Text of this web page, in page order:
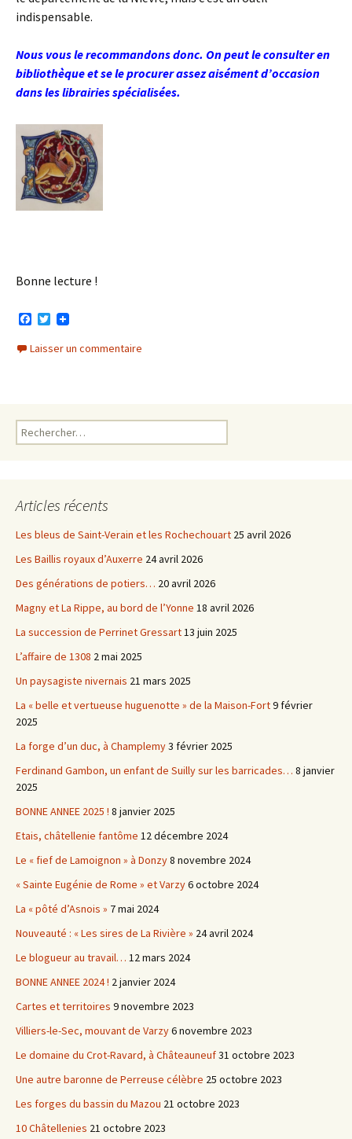
indispensable.
Nous vous le recommandons donc. On peut le consulter en
bibliothèque et se le procurer assez aisément d’occasion
dans les librairies spécialisées.
Bonne lecture !
c
e
T
i
t
Laisser un commentaire
Rechercher :
Articles récents
Les bleus de Saint-Verain et les Rochechouart 25 avril 2026
Les Baillis royaux d’Auxerre 24 avril 2026
Des générations de potiers… 20 avril 2026
Magny et La Rippe, au bord de l’Yonne 18 avril 2026
La succession de Perrinet Gressart 13 juin 2025
L’affaire de 1308 2 mai 2025
Un paysagiste nivernais 21 mars 2025
La « belle et vertueuse huguenotte » de la Maison-Fort9 février
2025
La forge d’un duc, à Champlemy3 février 2025
Ferdinand Gambon, un enfant de Suilly sur les barricades… 8 janvier
2025
BONNE ANNEE 2025 ! 8 janvier 2025
Etais, châtellenie fantôme 12 décembre 2024
Le « fief de Lamoignon » à Donzy8 novembre 2024
« Sainte Eugénie de Rome » et Varzy6 octobre 2024
La « pôté d’Asnois » 7 mai 2024
Nouveauté : « Les sires de La Rivière » 24 avril 2024
Le blogueur au travail… 12 mars 2024
BONNE ANNEE 2024 ! 2 janvier 2024
Cartes et territoires 9 novembre 2023
Villiers-le-Sec, mouvant de Varzy6 novembre 2023
Le domaine du Crot-Ravard, à Châteauneuf31 octobre 2023
Une autre baronne de Perreuse célèbre 25 octobre 2023
Les forges du bassin du Mazou 21 octobre 2023
10 Châtellenies 21 octobre 2023